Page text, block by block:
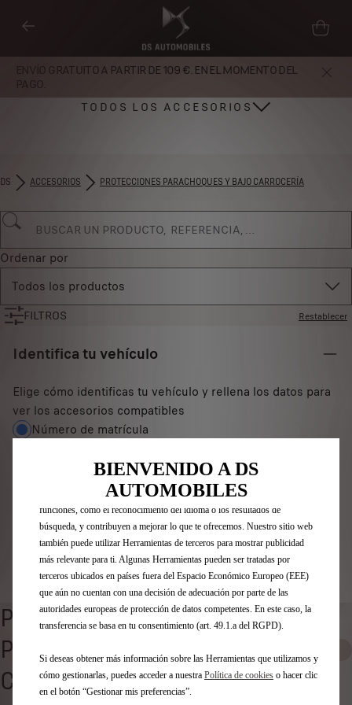
ENVÍO GRATUITO A PARTIR DE 109 €. EN EL MOMENTO DEL
PAGO.
TODOS LOS ACCESORIOS
DS ACCESORIOS PROTECCIONES PARACHOQUES Y BAJO CARROCERÍA
Ordenar por
Todos los productos
FILTROS Restablecer
Identifica tu vehículo
Elige cómo identificas tu vehículo y rellena los datos para
ver los accesorios compatibles
Número de matrícula
Número de matrícula*
Identificar vehículo
PROTECCIONES
PARACHOQUES Y BAJO
CARROCERÍA
BIENVENIDO A DS
AUTOMOBILES
Utilizamos cookies y/u otras herramientas de seguimiento (las
posible en nuestro sitio web. Estas nos permiten ofrecer funcionalidades
básicas como la seguridad, la gestión de la red y la accesibilidad.Las
Herramientas mejoran la usabilidad y el rendimiento mediante diversas
funciones, como el reconocimiento del idioma o los resultados de
búsqueda, y contribuyen a mejorar lo que te ofrecemos. Nuestro sitio web
también puede utilizar Herramientas de terceros para mostrar publicidad
más relevante para ti. Algunas Herramientas pueden ser tratadas por
terceros ubicados en países fuera del Espacio Económico Europeo (EEE)
que aún no cuentan con una decisión de adecuación por parte de las
autoridades europeas de protección de datos competentes. En este caso, la
transferencia se basa en tu consentimiento (art. 49.1.a del RGPD).
Si deseas obtener más información sobre las Herramientas que utilizamos y
cómo gestionarlas, puedes acceder a nuestra Política de cookies o hacer clic
en el botón “Gestionar mis preferencias”.